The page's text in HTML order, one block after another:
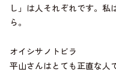
し」は人それぞれです。私
ら。
オイシサノトビラ
平山さんはとても正直な人